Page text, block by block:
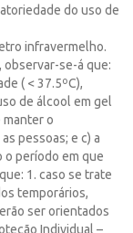
do uso de
infravermelho.
observar-se-á que:
( < 37.5ºC),
de álcool em gel
manter o
pessoas; e c) a
o período em que
1. caso se trate
temporários,
ser orientados
Individual –